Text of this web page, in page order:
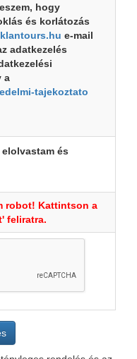
hogy
és korlátozás
e-mail
adatkezelés
a
tajekoztato
elolvastam és
robot! Kattintson a
feliratra.